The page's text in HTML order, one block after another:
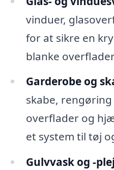
vinduer,
for at sikre en
blanke
Garderobe og
skabe,
overflader og
et system til tøj
Gulvvask og -